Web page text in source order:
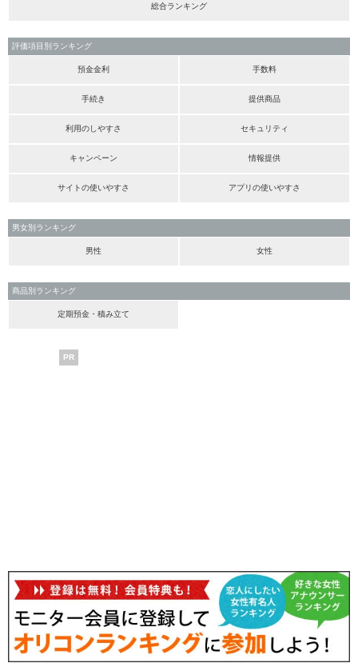
総合ランキング
評価項目別ランキング
預金金利 手数料
手続き 提供商品
利用のしやすさ セキュリティ
キャンペーン 情報提供
サイトの使いやすさ アプリの使いやすさ
男女別ランキング
男性 女性
商品別ランキング
定期預金・積み立て
PR